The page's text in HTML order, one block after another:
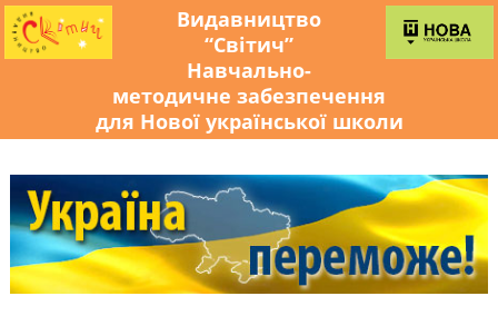
Видавництво
“Світич”
Навчально-
методичне забезпечення
для Нової української школи